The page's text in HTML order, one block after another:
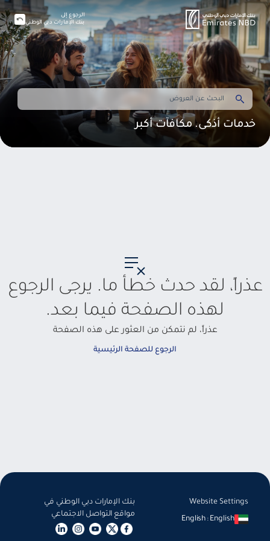
خدمات أذكى. مكافآت أكبر
الرجوع إلى
بنك الإمارات دبي الوطني
عذراً، لقد حدث خطأ ما. يرجى الرجوع
لهذه الصفحة فيما بعد.
عذراً، لم نتمكن من العثور على هذه الصفحة
الرجوع للصفحة الرئيسية
Website Settings
English
:
English
بنك الإمارات دبي الوطني في
مواقع التواصل الاجتماعي